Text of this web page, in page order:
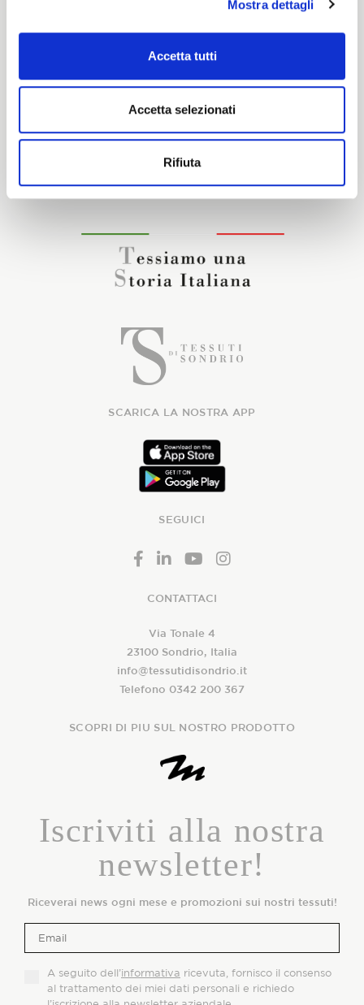
Mostra dettagli
Accetta tutti
Accetta selezionati
Rifiuta
Caratteristiche e certificazioni
Interessato a questo tessuto?
CONTATTA IL NOSTRO COMMERCIALE
SCARICA LA NOSTRA APP
SEGUICI
CONTATTACI
Via Tonale 4
23100 Sondrio, Italia
info@tessutidisondrio.it
Telefono 0342 200 367
SCOPRI DI PIU SUL NOSTRO PRODOTTO
Iscriviti alla nostra
newsletter!
Riceverai news ogni mese e promozioni sui nostri tessuti!
A seguito dell’informativa ricevuta, fornisco il consenso
al trattamento dei miei dati personali e richiedo